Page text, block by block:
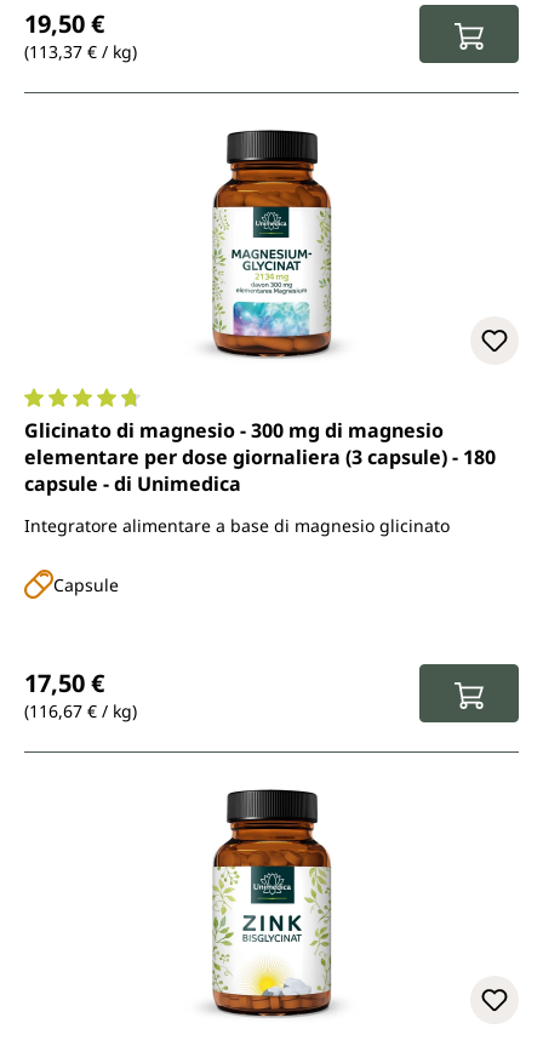
19,50 €
(113,37 € / kg)
Valutazione media di 4.8 su 5 stelle
Glicinato di magnesio - 300 mg di magnesio
elementare per dose giornaliera (3 capsule) - 180
capsule - di Unimedica
Integratore alimentare a base di magnesio glicinato
Capsule
17,50 €
(116,67 € / kg)